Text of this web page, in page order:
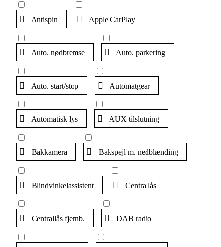
Antispin Apple CarPlay
Auto. nødbremse Auto. parkering
Auto. start/stop Automatgear
Automatisk lys AUX tilslutning
Bakkamera Bakspejl m. nedblænding
Blindvinkelassistent Centrallås
Centrallås fjernb. DAB radio